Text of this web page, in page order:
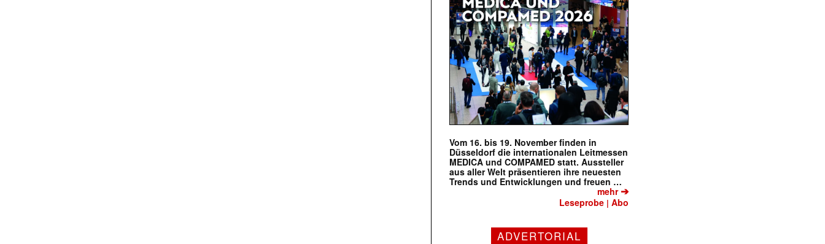
Vom 16. bis 19. November finden in
Düsseldorf die internationalen Leitmessen
MEDICA und COMPAMED statt. Aussteller
aus aller Welt präsentieren ihre neuesten
Trends und Entwicklungen und freuen …
mehr➔
Leseprobe |Abo
ADVERTORIAL